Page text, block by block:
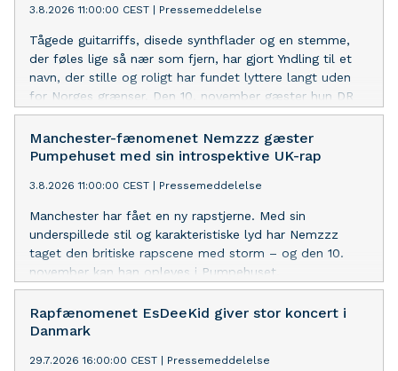
3.8.2026 11:00:00 CEST | Pressemeddelelse
Tågede guitarriffs, disede synthflader og en stemme,
der føles lige så nær som fjern, har gjort Yndling til et
navn, der stille og roligt har fundet lyttere langt uden
for Norges grænser. Den 10. november gæster hun DR
Koncerthusets studie 3.
Manchester-fænomenet Nemzzz gæster
Pumpehuset med sin introspektive UK-rap
3.8.2026 11:00:00 CEST | Pressemeddelelse
Manchester har fået en ny rapstjerne. Med sin
underspillede stil og karakteristiske lyd har Nemzzz
taget den britiske rapscene med storm – og den 10.
november kan han opleves i Pumpehuset.
Rapfænomenet EsDeeKid giver stor koncert i
Danmark
29.7.2026 16:00:00 CEST | Pressemeddelelse